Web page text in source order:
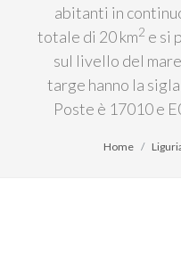
abitanti in
totale di 20 km2 e si
sul livello del
targe hanno la
Poste è 17010 e
Home